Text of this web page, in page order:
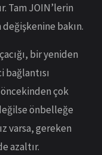
Tam JOIN’lerin
bakın.
bir yeniden
çok
önbelleğe
varsa, gereken
azaltır.